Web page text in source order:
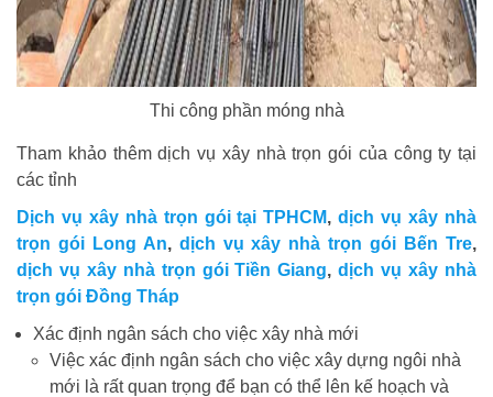
Thi công phần móng nhà
Tham khảo thêm dịch vụ xây nhà trọn gói của công ty tại
các tỉnh
Dịch vụ xây nhà trọn gói tại TPHCM,dịch vụ xây nhà
trọn gói Long An, dịch vụ xây nhà trọn gói Bến Tre,
dịch vụ xây nhà trọn gói Tiền Giang,dịch vụ xây nhà
trọn gói Đồng Tháp
Xác định ngân sách cho việc xây nhà mới
Việc xác định ngân sách cho việc xây dựng ngôi nhà
mới là rất quan trọng để bạn có thể lên kế hoạch và